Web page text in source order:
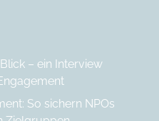
– ein Interview
So sichern NPOs